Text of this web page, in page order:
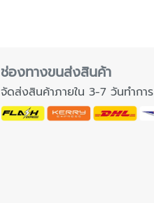
ช่องทางขนส่งสินค้า
จัดส่งสินค้าภายใน 3-7 วันทำการ